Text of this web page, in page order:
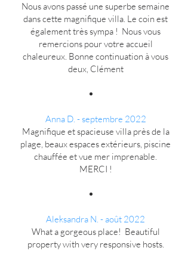
Nous avons passé une superbe semaine
dans cette magnifique villa. Le coin est
également très sympa ! Nous vous
remercions pour votre accueil
chaleureux. Bonne continuation à vous
deux, Clément
Anna D. - septembre 2022
Magnifique et spacieuse villa près de la
plage, beaux espaces extérieurs, piscine
chauffée et vue mer imprenable.
MERCI !
Aleksandra N. - août 2022
What a gorgeous place! Beautiful
property with very responsive hosts.